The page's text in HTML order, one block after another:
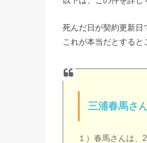
死んだ日が契約更新日
これが本当だとすると
三浦春馬さ
１）春馬さんは、